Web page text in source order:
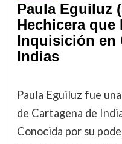
Paula Eguiluz
Hechicera que
Inquisición en
Indias
Paula Eguiluz fue
de Cartagena de
Conocida por su